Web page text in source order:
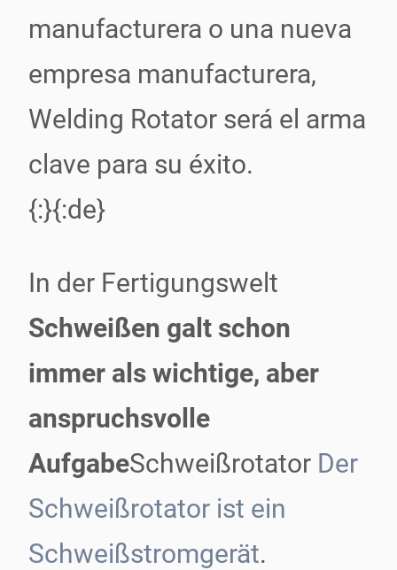
manufacturera o una nueva
empresa manufacturera,
Welding Rotator será el arma
clave para su éxito.
{:}{:de}
In der Fertigungswelt
Schweißen galt schon
immer als wichtige, aber
anspruchsvolle
AufgabeSchweißrotator Der
Schweißrotator ist ein
Schweißstromgerät.